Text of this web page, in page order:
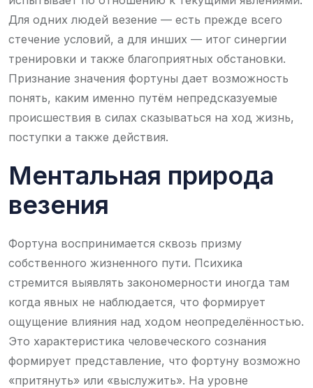
Для одних людей везение — есть прежде всего
стечение условий, а для инших — итог синергии
тренировки и также благоприятных обстановки.
Признание значения фортуны дает возможность
понять, каким именно путём непредсказуемые
происшествия в силах сказываться на ход жизнь,
поступки а также действия.
Ментальная природа
везения
Фортуна воспринимается сквозь призму
собственного жизненного пути. Психика
стремится выявлять закономерности иногда там
когда явных не наблюдается, что формирует
ощущение влияния над ходом неопределённостью.
Это характеристика человеческого сознания
формирует представление, что фортуну возможно
«притянуть» или «выслужить». На уровне